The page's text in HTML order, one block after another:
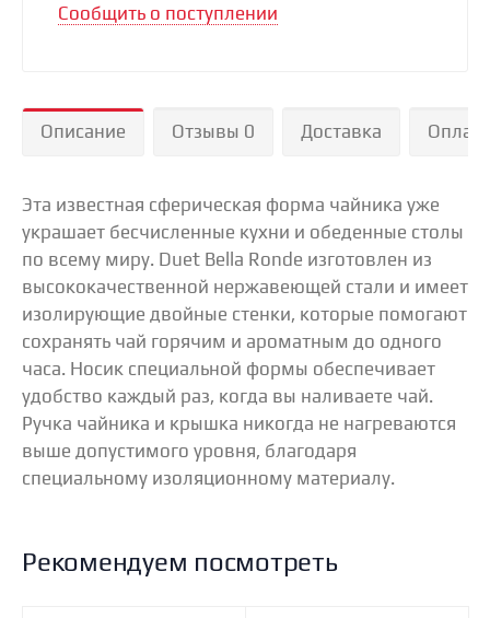
Сообщить о поступлении
Описание Отзывы 0 Доставка Оплата
Эта известная сферическая форма чайника уже
украшает бесчисленные кухни и обеденные столы
по всему миру. Duet Bella Ronde изготовлен из
высококачественной нержавеющей стали и имеет
изолирующие двойные стенки, которые помогают
сохранять чай горячим и ароматным до одного
часа. Носик специальной формы обеспечивает
удобство каждый раз, когда вы наливаете чай.
Ручка чайника и крышка никогда не нагреваются
выше допустимого уровня, благодаря
специальному изоляционному материалу.
Рекомендуем посмотреть